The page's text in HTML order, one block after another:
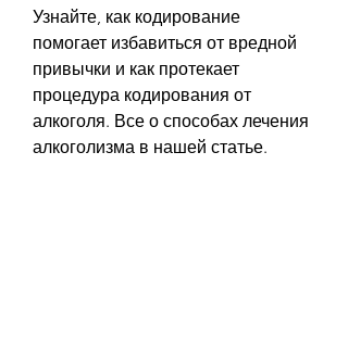
Узнайте, как кодирование
помогает избавиться от вредной
привычки и как протекает
процедура кодирования от
алкоголя. Все о способах лечения
алкоголизма в нашей статье.